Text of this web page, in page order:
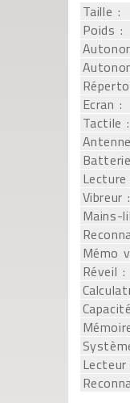
Taille :
Poids :
Ecran :
Tactile :
Vibreur :
Mains-
Mémo
Réveil :